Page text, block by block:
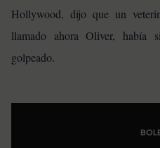
Hollywood, dijo que un
llamado ahora Oliver, había
golpeado.